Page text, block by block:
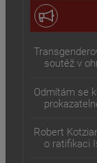
soutěž v
Odmítám se
Robert
o ratifikaci